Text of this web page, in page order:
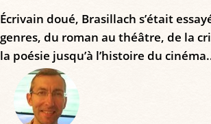
Écrivain doué, Brasillach s’était
genres, du roman au théâtre, de la
la poésie jusqu’à l’histoire du